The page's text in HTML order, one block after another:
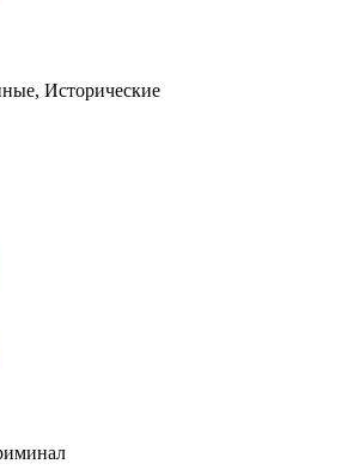
Исторические